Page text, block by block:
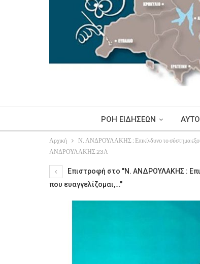
ΡΟΗ ΕΙΔΗΣΕΩΝ
Αρχική
Ν. ΑΝΔΡΟΥΛΑΚΗΣ : Επικίνδυνο το σύστημα
ΑΝΔΡΟΥΛΑΚΗΣ 23Α
Επιστροφή στο "Ν. ΑΝΔΡΟΥΛΑΚΗΣ :
που ευαγγελίζομαι,…"